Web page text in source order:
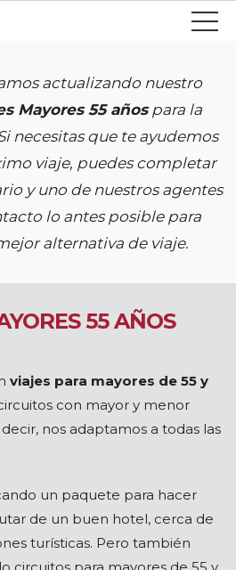
actualizando nuestro
Mayores 55 añospara la
necesitas que te ayudemos
viaje, puedes completar
y uno de nuestros agentes
lo antes posible para
alternativa de viaje.
55 AÑOS
viajes para mayores de 55 y
con mayor y menor
nos adaptamos a todas las
un paquete para hacer
de un buen hotel, cerca de
turísticas. Pero también